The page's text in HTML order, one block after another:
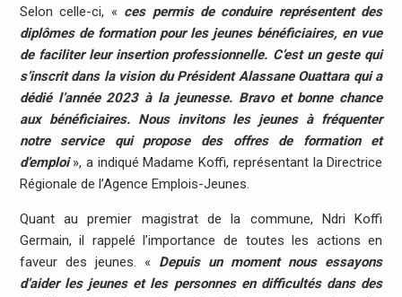
Selon celle-ci, « ces permis de conduire représentent des
diplômes de formation pour les jeunes bénéficiaires, en vue
de faciliter leur insertion professionnelle. C’est un geste qui
s’inscrit dans la vision du Président Alassane Ouattara qui a
dédié l’année 2023 à la jeunesse. Bravo et bonne chance
aux bénéficiaires. Nous invitons les jeunes à fréquenter
notre service qui propose des offres de formation et
d’emploi», a indiqué Madame Koffi, représentant la Directrice
Régionale de l’Agence Emplois-Jeunes.
Quant au premier magistrat de la commune, Ndri Koffi
Germain, il rappelé l’importance de toutes les actions en
faveur des jeunes. « Depuis un moment nous essayons
d’aider les jeunes et les personnes en difficultés dans des